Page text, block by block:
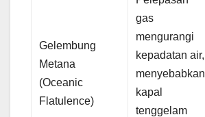
Gelembung
Metana
(Oceanic
Flatulence)
gas
mengurangi
kepadatan air,
menyebabkan
kapal
tenggelam